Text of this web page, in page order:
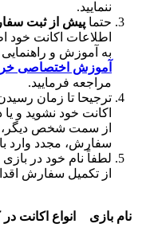
پیش از ثبت سفارش، از
اکانت خود اطمینان
آموزش و راهنمایی جهت
اختصاصی خرید
فرمایید.
تا زمان رسیدن پیامک
خود نشوید و یا در
سمت شخص دیگر، پیش از
مجدد وارد بازی خود
نام خود در بازی را به
تکمیل سفارش اقدام به
انواع اکانت در کلش